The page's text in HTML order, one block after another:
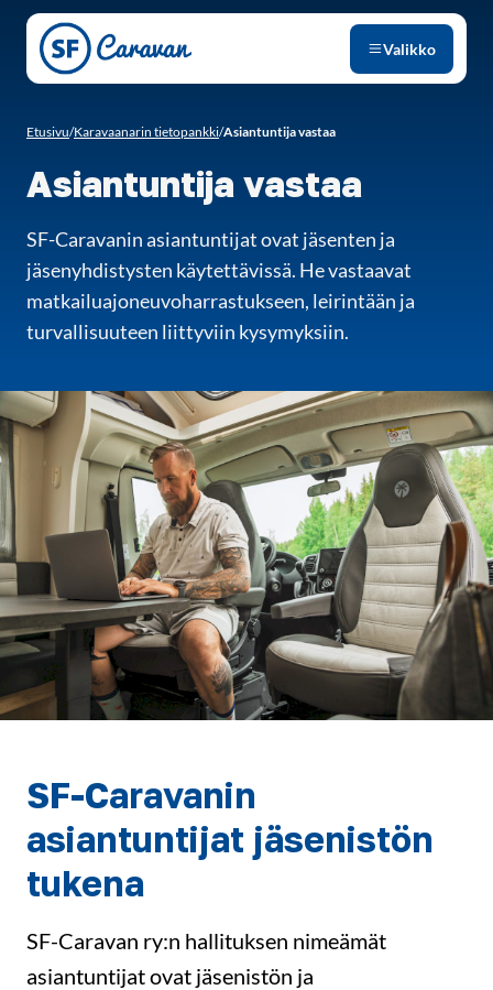
Siirry sivun sisältöön
Valikko
Etusivu/Karavaanarin tietopankki/Asiantuntija vastaa
Asiantuntija vastaa
SF-Caravanin asiantuntijat ovat jäsenten ja
jäsenyhdistysten käytettävissä. He vastaavat
matkailuajoneuvoharrastukseen, leirintään ja
turvallisuuteen liittyviin kysymyksiin.
SF-Caravanin
asiantuntijat jäsenistön
tukena
SF-Caravan ry:n hallituksen nimeämät
asiantuntijat ovat jäsenistön ja